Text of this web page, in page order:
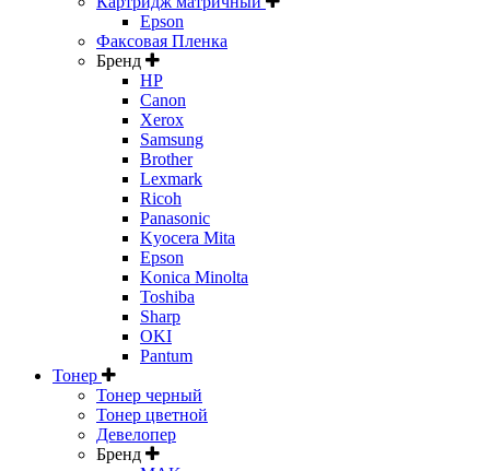
Epson
Факсовая Пленка
Бренд
HP
Canon
Xerox
Samsung
Brother
Lexmark
Ricoh
Panasonic
Kyocera Mita
Epson
Konica Minolta
Toshiba
Sharp
OKI
Pantum
Тонер
Тонер черный
Тонер цветной
Девелопер
Бренд